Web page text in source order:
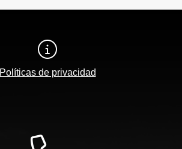
Políticas de privacidad